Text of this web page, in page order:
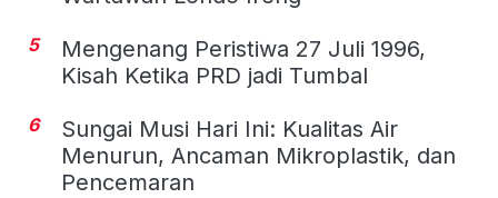
5
Mengenang Peristiwa 27 Juli 1996,
Kisah Ketika PRD jadi Tumbal
6
Sungai Musi Hari Ini: Kualitas Air
Menurun, Ancaman Mikroplastik, dan
Pencemaran